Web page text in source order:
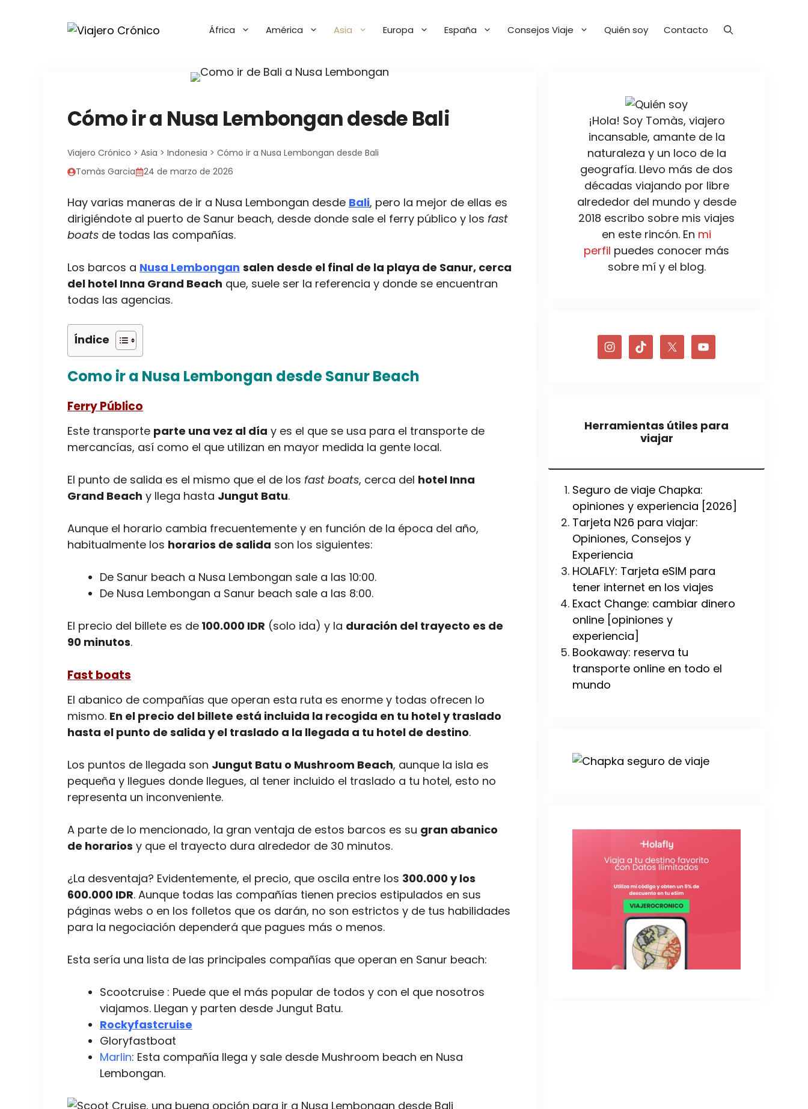
África América Asia Europa España Consejos Viaje Quién soy Contacto
Cómo ir a Nusa Lembongan desde Bali
Viajero Crónico > Asia > Indonesia > Cómo ir a Nusa Lembongan desde Bali
Tomàs Garcia
24 de marzo de 2026
Hay varias maneras de ir a Nusa Lembongan desde Bali, pero la mejor de ellas es
dirigiéndote al puerto de Sanur beach, desde donde sale el ferry público y los fast
boats de todas las compañías.
Los barcos a Nusa Lembongan salen desde el final de la playa de Sanur, cerca
del hotel Inna Grand Beach que, suele ser la referencia y donde se encuentran
todas las agencias.
Índice
Como ir a Nusa Lembongan desde Sanur Beach
Ferry Público
Este transporte parte una vez al día y es el que se usa para el transporte de
mercancías, así como el que utilizan en mayor medida la gente local.
El punto de salida es el mismo que el de los fast boats, cerca del hotel Inna
Grand Beach y llega hasta Jungut Batu.
Aunque el horario cambia frecuentemente y en función de la época del año,
habitualmente los horarios de salida son los siguientes:
De Sanur beach a Nusa Lembongan sale a las 10:00.
De Nusa Lembongan a Sanur beach sale a las 8:00.
El precio del billete es de 100.000 IDR (solo ida) y la duración del trayecto es de
90 minutos.
Fast boats
El abanico de compañías que operan esta ruta es enorme y todas ofrecen lo
mismo. En el precio del billete está incluida la recogida en tu hotel y traslado
hasta el punto de salida y el traslado a la llegada a tu hotel de destino.
Los puntos de llegada son Jungut Batu o Mushroom Beach, aunque la isla es
pequeña y llegues donde llegues, al tener incluido el traslado a tu hotel, esto no
representa un inconveniente.
A parte de lo mencionado, la gran ventaja de estos barcos es su gran abanico
de horarios y que el trayecto dura alrededor de 30 minutos.
¿La desventaja? Evidentemente, el precio, que oscila entre los 300.000 y los
600.000 IDR. Aunque todas las compañías tienen precios estipulados en sus
páginas webs o en los folletos que os darán, no son estrictos y de tus habilidades
para la negociación dependerá que pagues más o menos.
Esta sería una lista de las principales compañías que operan en Sanur beach:
Scootcruise : Puede que el más popular de todos y con el que nosotros
viajamos. Llegan y parten desde Jungut Batu.
Rockyfastcruise
Gloryfastboat
Marlin: Esta compañía llega y sale desde Mushroom beach en Nusa
Lembongan.
¡Hola! Soy Tomàs, viajero
incansable, amante de la
naturaleza y un loco de la
geografía. Llevo más de dos
décadas viajando por libre
alrededor del mundo y desde
2018 escribo sobre mis viajes
en este rincón. En mi
perfil puedes conocer más
sobre mí y el blog.
Herramientas útiles para
viajar
Seguro de viaje Chapka:
opiniones y experiencia [2026]
Tarjeta N26 para viajar:
Opiniones, Consejos y
Experiencia
HOLAFLY: Tarjeta eSIM para
tener internet en los viajes
Exact Change: cambiar dinero
online [opiniones y
experiencia]
Bookaway: reserva tu
transporte online en todo el
mundo